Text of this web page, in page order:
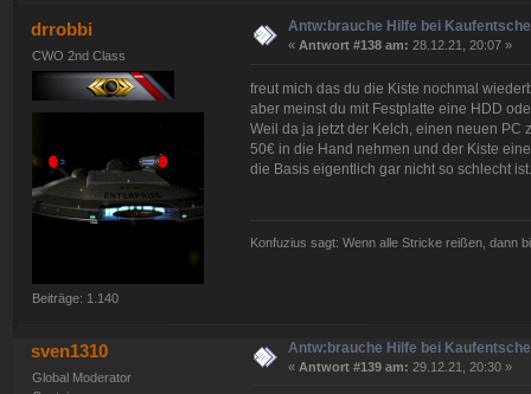
drrobbi
CWO 2nd Class
Beiträge: 1.140
Antw:brauche Hilfe bei
« Antwort #138 am: 28.12.21, 20:07 »
freut mich das du die Kiste nochmal
aber meinst du mit Festplatte eine HDD
Weil da ja jetzt der Kelch, einen neuen PC
50€ in die Hand nehmen und der Kiste
die Basis eigentlich gar nicht so schlecht ist.
Konfuzius sagt: Wenn alle Stricke reißen, dann
sven1310
Global Moderator
Antw:brauche Hilfe bei
« Antwort #139 am: 29.12.21, 20:30 »